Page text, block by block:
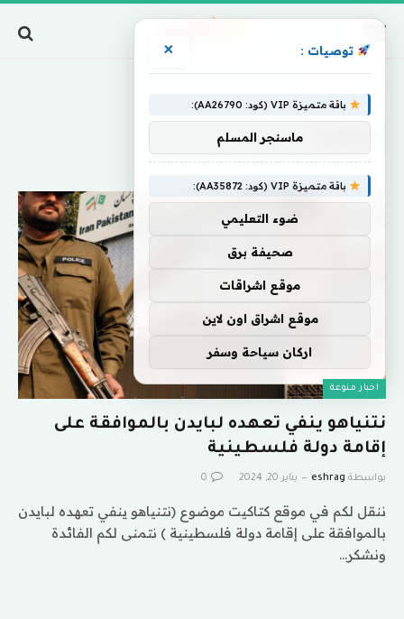
اخبار منوعة
نتنياهو ينفي تعهده لبايدن بالموافقة على
إقامة دولة فلسطينية
بواسطة eshrag يناير 20, 2024 0
ننقل لكم في موقع كتاكيت موضوع (نتنياهو ينفي تعهده لبايدن
بالموافقة على إقامة دولة فلسطينية ) نتمنى لكم الفائدة
ونشكر…
توصيات : ×
باقة متميزة VIP (كود: AA26790):
ماسنجر المسلم
باقة متميزة VIP (كود: AA35872):
ضوء التعليمي
صحيفة برق
موقع اشراقات
موقع اشراق اون لاين
اركان سياحة وسفر